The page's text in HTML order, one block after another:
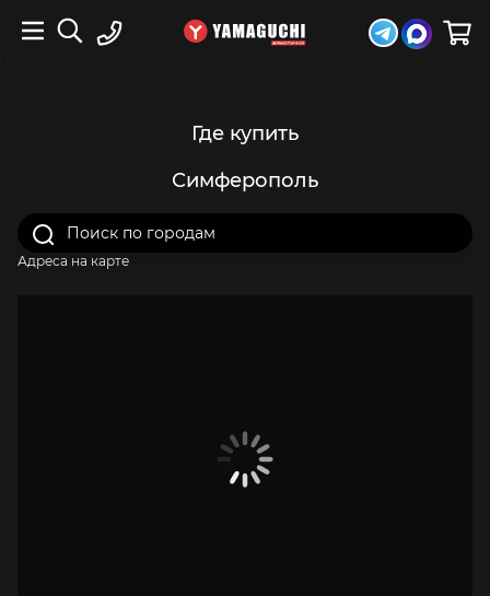
Где купить
Симферополь
Адреса на карте